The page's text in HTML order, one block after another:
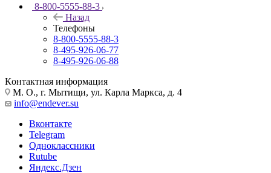
8-800-5555-88-3
Назад
Телефоны
8-800-5555-88-3
8-495-926-06-77
8-495-926-06-88
Контактная информация
М. О., г. Мытищи, ул. Карла Маркса, д. 4
info@endever.su
Вконтакте
Telegram
Одноклассники
Rutube
Яндекс.Дзен